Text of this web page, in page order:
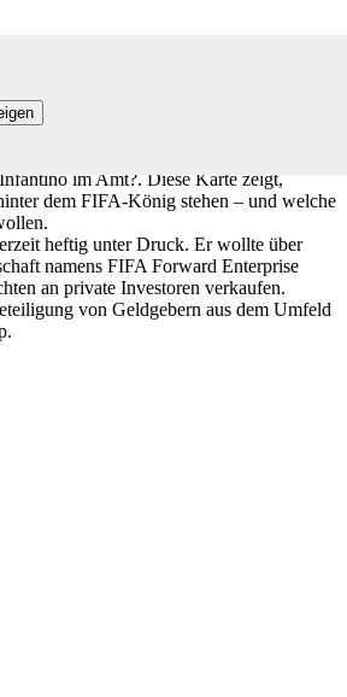
im Amt?. Diese Karte zeigt,
dem FIFA-König stehen – und welche
heftig unter Druck. Er wollte über
namens FIFA Forward Enterprise
an private Investoren verkaufen.
von Geldgebern aus dem Umfeld